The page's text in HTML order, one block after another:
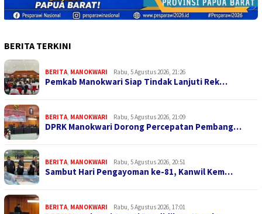
BERITA TERKINI
BERITA MANOKWARI Rabu, 5 Agustus 2026, 21:26
Pemkab Manokwari Siap Tindak Lanjuti Rek…
BERITA MANOKWARI Rabu, 5 Agustus 2026, 21:09
DPRK Manokwari Dorong Percepatan Pembang…
BERITA MANOKWARI Rabu, 5 Agustus 2026, 20:51
Sambut Hari Pengayoman ke-81, Kanwil Kem…
BERITA MANOKWARI Rabu, 5 Agustus 2026, 17:01